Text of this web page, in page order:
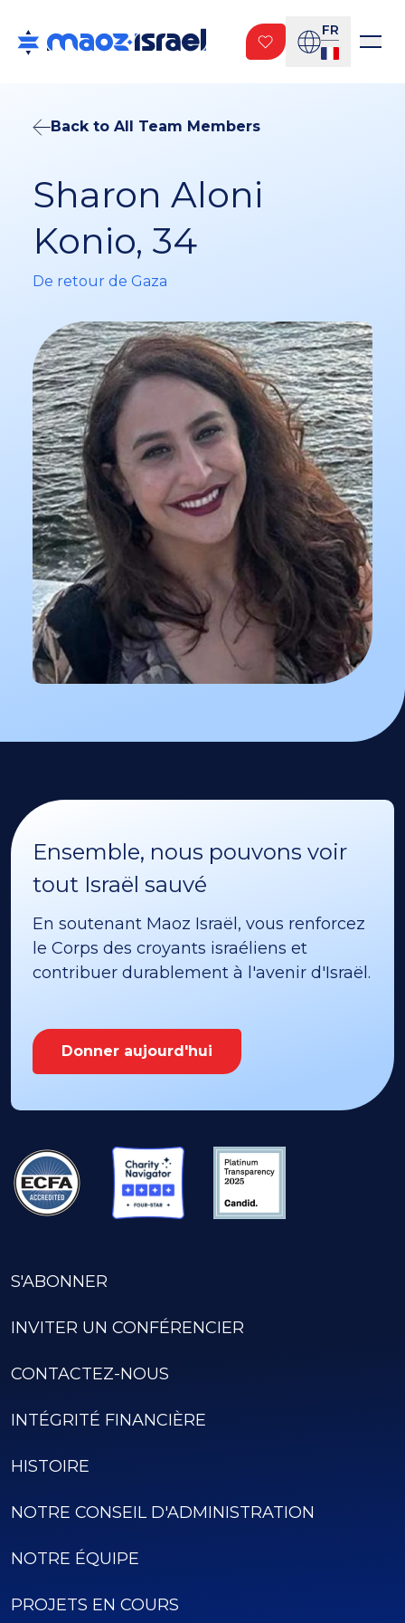
FR
Back to All Team Members
Sharon Aloni
Konio, 34
De retour de Gaza
Ensemble, nous pouvons voir
tout Israël sauvé
En soutenant Maoz Israël, vous renforcez
le Corps des croyants israéliens et
contribuer durablement à l'avenir d'Israël.
Donner aujourd'hui
S'ABONNER
INVITER UN CONFÉRENCIER
CONTACTEZ-NOUS
INTÉGRITÉ FINANCIÈRE
HISTOIRE
NOTRE CONSEIL D'ADMINISTRATION
NOTRE ÉQUIPE
PROJETS EN COURS